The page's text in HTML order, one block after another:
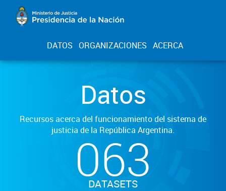
DATOS ORGANIZACIONES ACERCA
Datos
Recursos acerca del funcionamiento del sistema de
justicia de la República Argentina.
063
DATASETS